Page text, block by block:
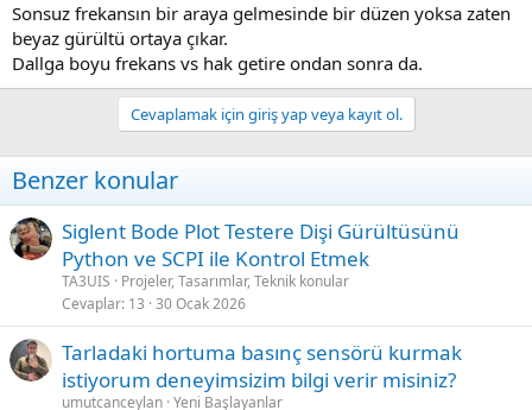
Sonsuz frekansın bir araya gelmesinde bir düzen yoksa zaten
beyaz gürültü ortaya çıkar.
Dallga boyu frekans vs hak getire ondan sonra da.
Cevaplamak için giriş yap veya kayıt ol.
Benzer konular
Siglent Bode Plot Testere Dişi Gürültüsünü
Python ve SCPI ile Kontrol Etmek
TA3UIS
Projeler, Tasarımlar, Teknik konular
Cevaplar 13 30 Ocak 2026
Tarladaki hortuma basınç sensörü kurmak
istiyorum deneyimsizim bilgi verir misiniz?
umutcanceylan Yeni Başlayanlar